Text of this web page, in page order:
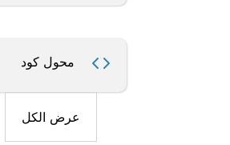
محول كود
عرض الكل